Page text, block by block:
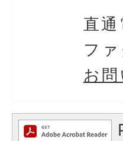
直通
ファ
お